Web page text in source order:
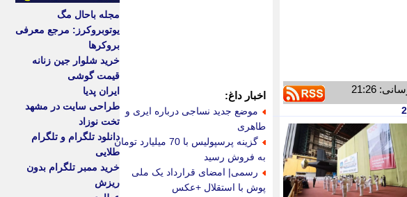
21:26
اخبار داغ:
موضع جدید نساجی درباره ایری و
طاهری
گزینه پرسپولیس با 70 میلیارد تومان
به فروش رسید
رسمی| امضای قرارداد یک ملی
پوش با استقلال +عکس
مجله باحال مگ
یوتوبروکرز: مرجع معرفی
بروکرها
خرید شلوار جین زنانه
قیمت گوشی
ایران پدیا
طراحی سایت در مشهد
تخت نوزاد
دانلود تلگرام و تلگرام
طلایی
خرید ممبر تلگرام بدون
ریزش